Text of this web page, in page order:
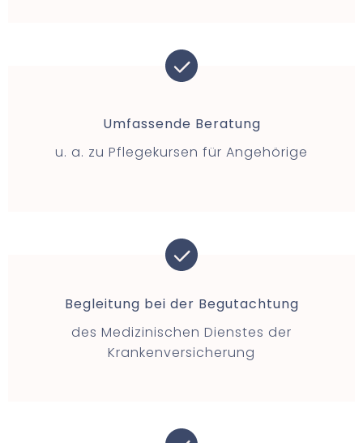
Umfassende Beratung
u. a. zu Pflegekursen für Angehörige
Begleitung bei der Begutachtung
des Medizinischen Dienstes der
Krankenversicherung